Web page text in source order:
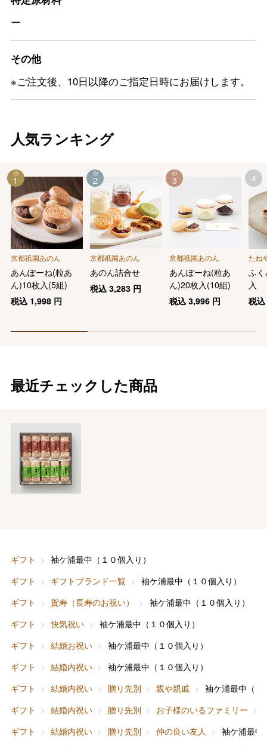
ー
その他
※ご注文後、10日以降のご指定日時にお届けします。
人気ランキング
京都祇園あのん
あんぽーね(粒あ
ん)10枚入(5組)
税込 1,998円
1
京都祇園あのん
あのん詰合せ
税込3,283 円
2
京都祇園あのん
あんぽーね(粒あ
ん)20枚入(10組)
税込3,996 円
3
たね
ふ
入
税
4
最近チェックした商品
ギフト
袖ケ浦最中（１０個入り）
ギフト
ギフトブランド一覧
袖ケ浦最中（１０個入り）
ギフト
賀寿（長寿のお祝い）
袖ケ浦最中（１０個入り）
ギフト
快気祝い
袖ケ浦最中（１０個入り）
ギフト
結婚お祝い
袖ケ浦最中（１０個入り）
ギフト
結婚内祝い
袖ケ浦最中（１０個入り）
ギフト
結婚内祝い 贈り先別 親や親戚
袖ケ浦最中（１
ギフト
結婚内祝い 贈り先別 お子様のいるファミリー
ギフト
結婚内祝い 贈り先別 仲の良い友人
袖ケ浦最中